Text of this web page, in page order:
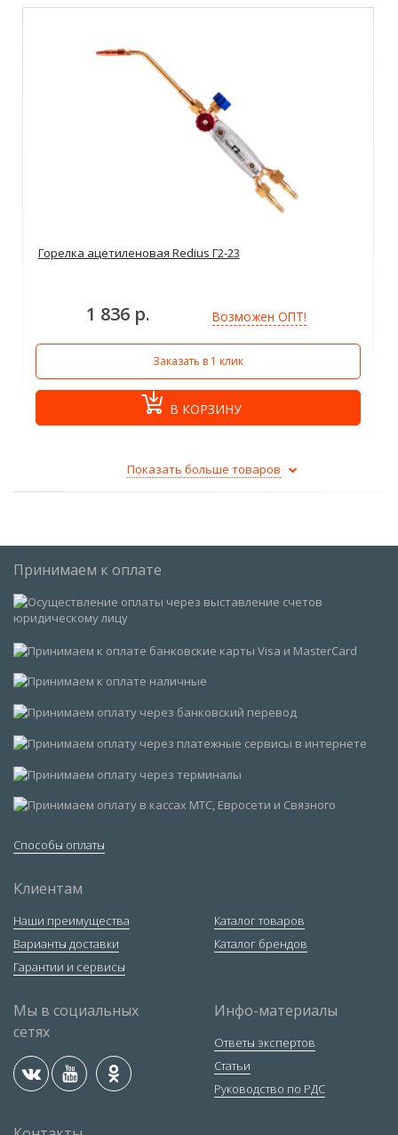
Горелка ацетиленовая Redius Г2-23
1 836 р. Возможен ОПТ!
Заказать в 1 клик
В КОРЗИНУ
Показать больше товаров
Принимаем к оплате
Способы оплаты
Клиентам
Наши преимущества
Варианты доставки
Гарантии и сервисы
Каталог товаров
Каталог брендов
Мы в социальных
сетях
Инфо-материалы
Ответы экспертов
Статьи
Руководство по РДС